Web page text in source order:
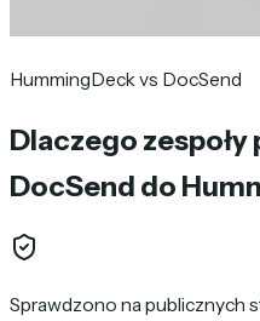
HummingDeck vs DocSend
Dlaczego zespoły
DocSend do
Sprawdzono na publicznych